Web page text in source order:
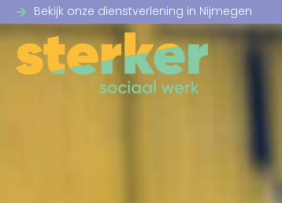
Bekijk onze dienstverlening in Nijmegen